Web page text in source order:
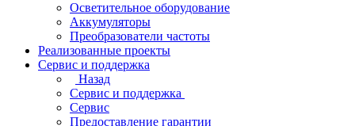
Осветительное оборудование
Аккумуляторы
Преобразователи частоты
Реализованные проекты
Сервис и поддержка
Назад
Сервис и поддержка
Сервис
Предоставление гарантии